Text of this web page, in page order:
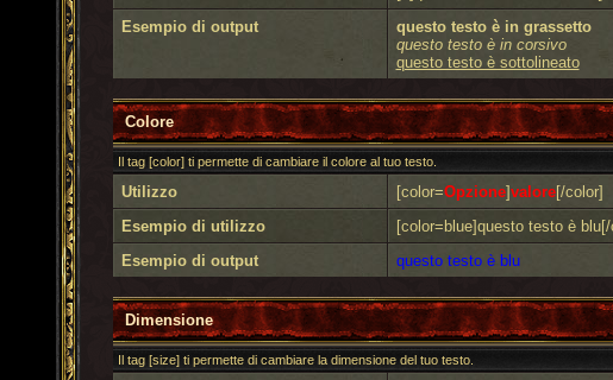
Esempio di output
questo testo è in grassetto
questo testo è in corsivo
questo testo è sottolineato
Colore
Il tag [color] ti permette di cambiare il colore al tuo testo.
Utilizzo [color=Opzione]valore[/color]
Esempio di utilizzo
[color=blue]questo testo è blu[/
Esempio di output
questo testo è blu
Dimensione
Il tag [size] ti permette di cambiare la dimensione del tuo testo.